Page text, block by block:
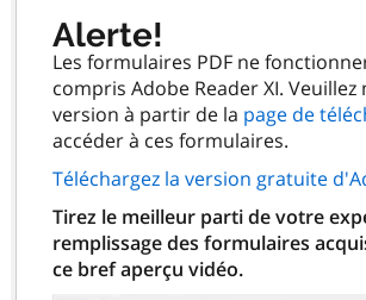
Alerte!
Les formulaires PDF ne
compris Adobe Reader XI.
version à partir de la page de
accéder à ces formulaires.
Téléchargez la version gratuite
Tirez le meilleur parti de votre
remplissage des formulaires
ce bref aperçu vidéo.